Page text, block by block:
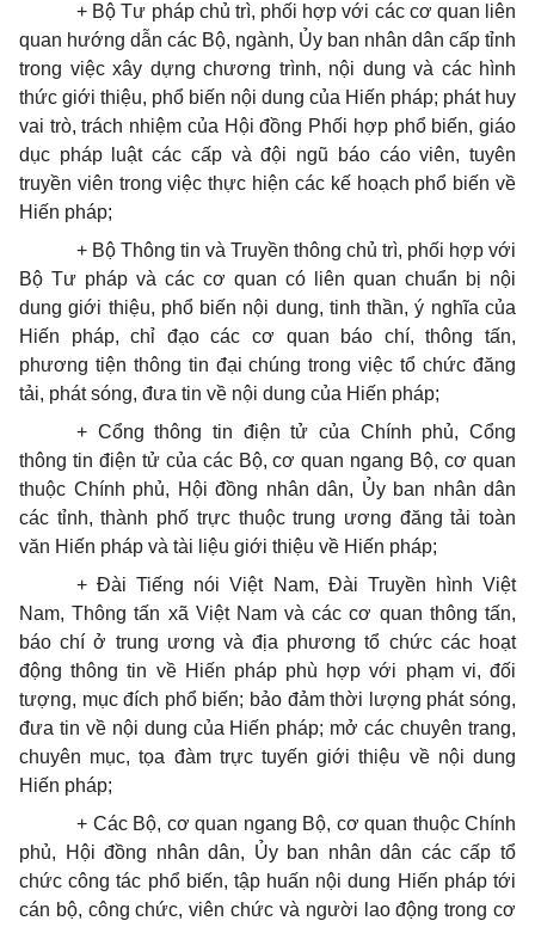
+ Bộ Tư pháp chủ trì, phối hợp với các cơ quan liên
quan hướng dẫn các Bộ, ngành, Ủy ban nhân dân cấp tỉnh
trong việc xây dựng chương trình, nội dung và các hình
thức giới thiệu, phổ biến nội dung của Hiến pháp; phát huy
vai trò, trách nhiệm của Hội đồng Phối hợp phổ biến, giáo
dục pháp luật các cấp và đội ngũ báo cáo viên, tuyên
truyền viên trong việc thực hiện các kế hoạch phổ biến về
Hiến pháp;
+ Bộ Thông tin và Truyền thông chủ trì, phối hợp với
Bộ Tư pháp và các cơ quan có liên quan chuẩn bị nội
dung giới thiệu, phổ biến nội dung, tinh thần, ý nghĩa của
Hiến pháp, chỉ đạo các cơ quan báo chí, thông tấn,
phương tiện thông tin đại chúngtrong việc tổ chức đăng
tải, phát sóng, đưa tin về nội dung của Hiến pháp;
+ Cổng thông tin điện tử của Chính phủ, Cổng
thông tin điện tử của các Bộ, cơ quan ngang Bộ, cơ quan
thuộc Chính phủ, Hội đồng nhân dân, Ủy ban nhân dân
các tỉnh, thành phố trực thuộc trung ương đăng tải toàn
văn Hiến pháp và tài liệu giới thiệu về Hiến pháp;
+ Đài Tiếng nói Việt Nam, Đài Truyền hình Việt
Nam, Thông tấn xã Việt Nam và các cơ quan thông tấn,
báo chí ở trung ương và địa phương tổ chức các hoạt
động thông tin về Hiến pháp phù hợp với phạm vi, đối
tượng, mục đích phổ biến; bảo đảm thời lượng phát sóng,
đưa tin về nội dung của Hiến pháp; mở các chuyên trang,
chuyên mục, tọa đàm trực tuyến giới thiệu về nội dung
Hiến pháp;
+ Các Bộ, cơ quan ngang Bộ, cơ quan thuộc Chính
phủ, Hội đồng nhân dân, Ủy ban nhân dân các cấp tổ
chức công tác phổ biến, tập huấn nội dung Hiến pháp tới
cán bộ, công chức, viên chức và người lao độngtrong cơ